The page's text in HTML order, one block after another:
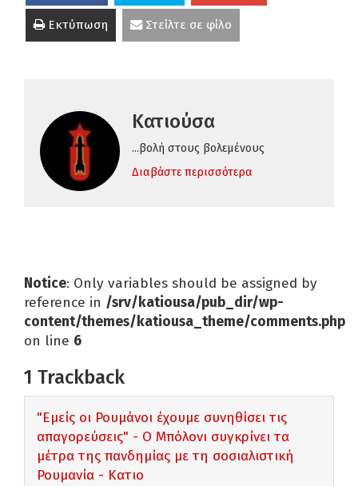
Εκτύπωση Στείλτε σε φίλο
Κατιούσα
...βολή στους βολεμένους
Διαβάστε περισσότερα
Notice: Only variables should be assigned by
reference in /srv/katiousa/pub_dir/wp-
content/themes/katiousa_theme/comments.php
on line 6
1 Trackback
"Εμείς οι Ρουμάνοι έχουμε συνηθίσει τις
απαγορεύσεις" - Ο Μπόλονι συγκρίνει τα
μέτρα της πανδημίας με τη σοσιαλιστική
Ρουμανία - Κατιο